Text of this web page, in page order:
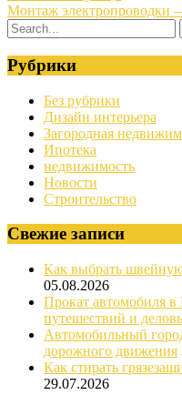
Монтаж электропроводки
Рубрики
Без рубрики
Дизайн интерьера
Загородная
Ипотека
недвижимость
Новости
Строительство
Свежие записи
Как выбрать
05.08.2026
Прокат автомобиля в
путешествий и
Автомобильный
дорожного движения
Как стирать
29.07.2026